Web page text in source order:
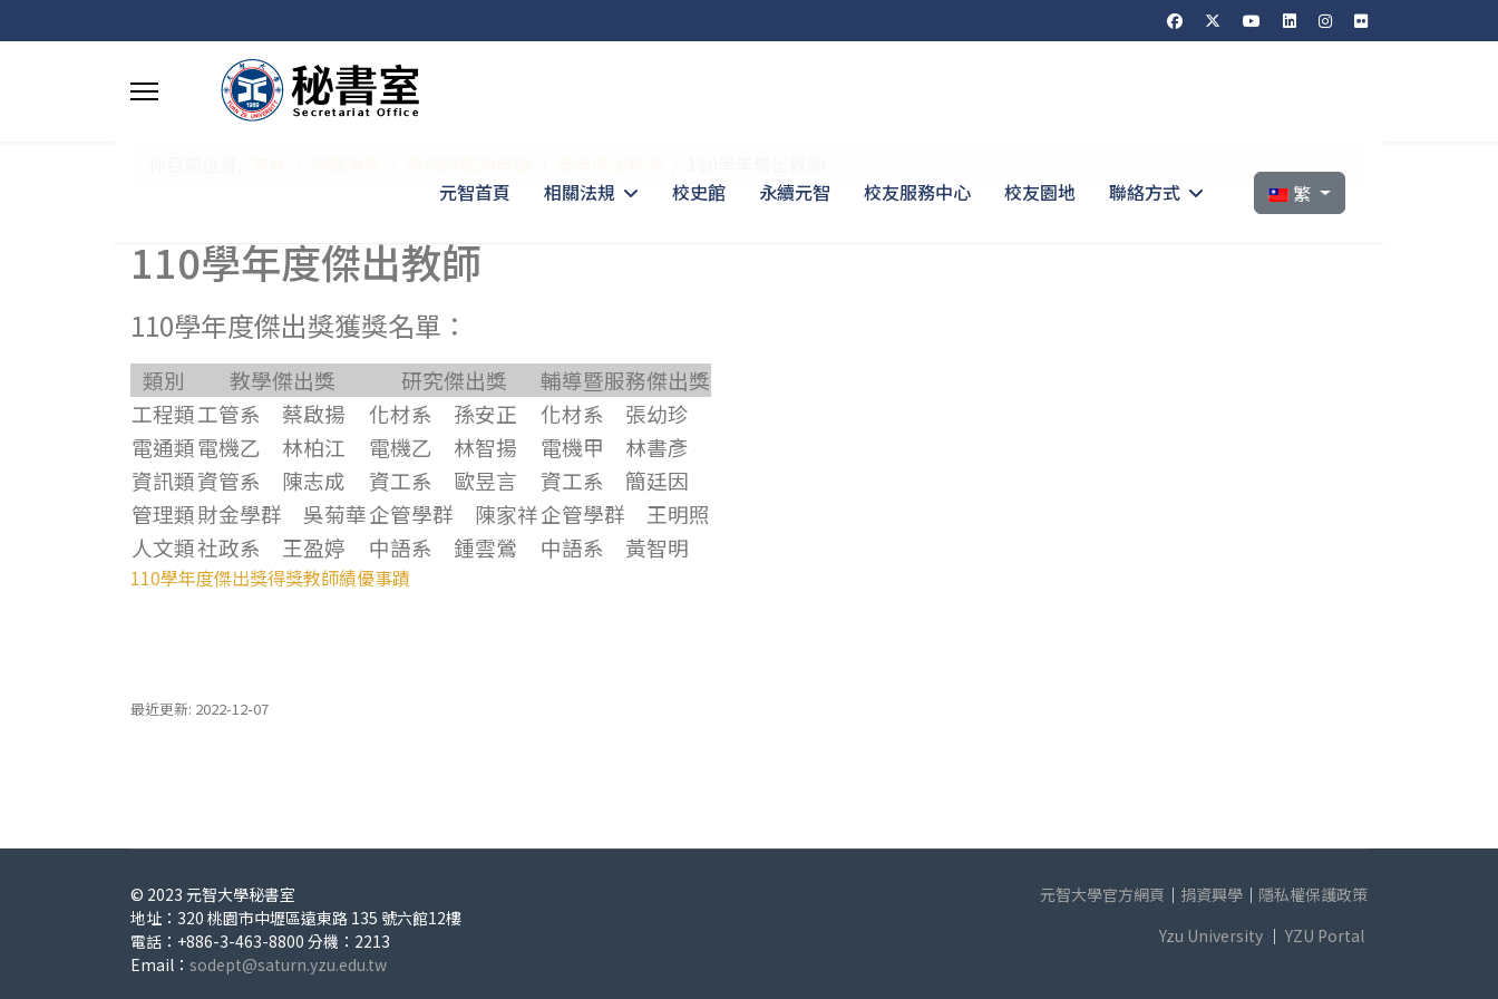
元智首頁 相關法規 校史館 永續元智 校友服務中心 校友園地 聯絡方式 選擇你的語言
繁
110學年度傑出教師
110學年度傑出獎獲獎名單：
類別 教學傑出獎 研究傑出獎
輔導暨服務傑出獎
工程類工管系 蔡啟揚 化材系 孫安正
化材系 張幼珍
電通類電機乙 林柏江 電機乙 林智揚 電機甲
林書彥
資訊類資管系 陳志成 資工系 歐昱言 資工系
簡廷因
管理類財金學群 吳菊華企管學群 陳家祥企管學群
王明照
人文類社政系 王盈婷 中語系 鍾雲鶯 中語系 黃智明
110學年度傑出獎得獎教師績優事蹟
最近更新: 2022-12-07
© 2023 元智大學秘書室
地址：320 桃園市中壢區遠東路 135 號六館12樓
電話：+886-3-463-8800 分機：2213
Email： sodept@saturn.yzu.edu.tw
元智大學官方網頁 ｜ 捐資興學 ｜ 隱私權保護政策
Yzu University ｜ YZU Portal